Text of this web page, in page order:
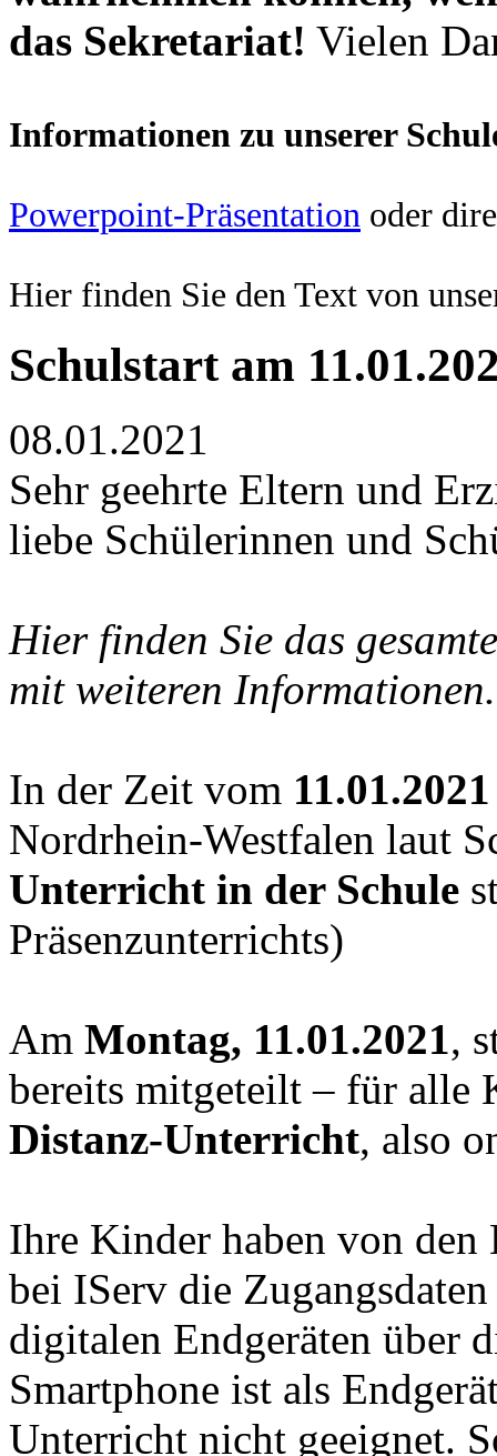
das Sekretariat! Vielen
Informationen zu unserer
Powerpoint-Präsentation oder
Hier finden Sie den Text von
Schulstart am
08.01.2021
Sehr geehrte Eltern und
liebe Schülerinnen und
Hier finden Sie das
mit weiteren Informationen.
In der Zeit vom
Nordrhein-Westfalen laut
Unterricht in der Schule
Präsenzunterrichts)
Am Montag, 11.01.2021,
bereits mitgeteilt – für alle
Distanz-Unterricht, also
Ihre Kinder haben von
bei IServ die
digitalen Endgeräten über
Smartphone ist als
Unterricht nicht geeignet.